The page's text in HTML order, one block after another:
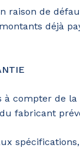
de
déjà
compter de
fabricant